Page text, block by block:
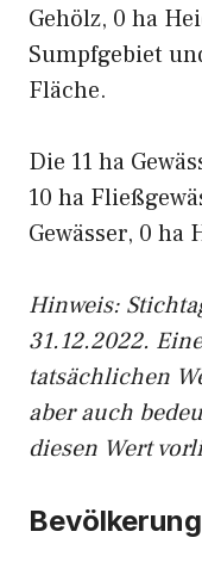
Gehölz, 0 ha
Sumpfgebiet
Fläche.
Die 11 ha
10 ha
Gewässer, 0 ha
Hinweis:
31.12.2022.
tatsächlichen
aber auch
diesen Wert